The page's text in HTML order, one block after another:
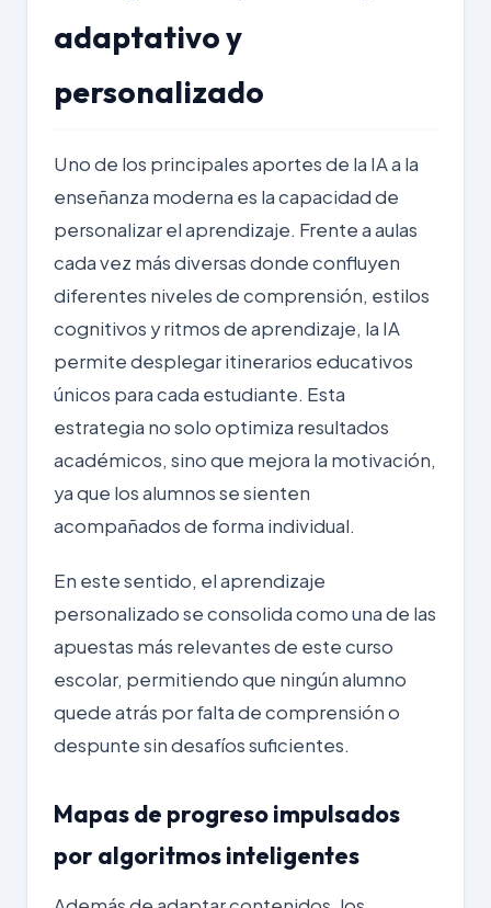
adaptativo y
personalizado
Uno de los principales aportes de la IA a la
enseñanza moderna es la capacidad de
personalizar el aprendizaje. Frente a aulas
cada vez más diversas donde confluyen
diferentes niveles de comprensión, estilos
cognitivos y ritmos de aprendizaje, la IA
permite desplegar itinerarios educativos
únicos para cada estudiante. Esta
estrategia no solo optimiza resultados
académicos, sino que mejora la motivación,
ya que los alumnos se sienten
acompañados de forma individual.
En este sentido, elaprendizaje
personalizadose consolida como una de las
apuestas más relevantes de este curso
escolar, permitiendo que ningún alumno
quede atrás por falta de comprensión o
despunte sin desafíos suficientes.
Mapas de progreso impulsados
por algoritmos inteligentes